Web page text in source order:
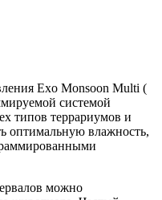
Exo Monsoon Multi (
системой
типов террариумов и
оптимальную влажность,
можно